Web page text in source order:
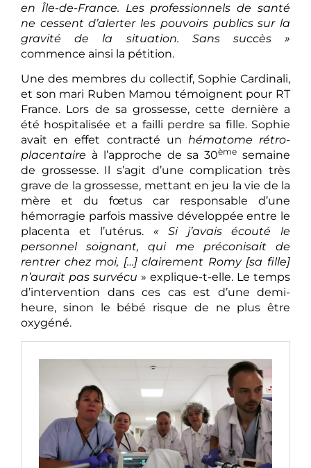
en Île-de-France. Les professionnels de santé
ne cessent d’alerter les pouvoirs publics sur la
gravité de la situation. Sans succès »
commence ainsi la pétition.
Une des membres du collectif, Sophie Cardinali,
et son mari Ruben Mamou témoignent pour RT
France. Lors de sa grossesse, cette dernière a
été hospitalisée et a failli perdre sa fille. Sophie
avait en effet contracté un hématomerétro-
placentaire à l’approche de sa 30ème semaine
de grossesse. Il s’agit d’une complication très
grave de la grossesse, mettant en jeu la vie de la
mère et du fœtus car responsable d’une
hémorragie parfois massive développée entre le
placenta et l’utérus. « Si j’avais écouté le
personnel soignant, qui me préconisait de
rentrer chez moi, […] clairement Romy [sa fille]
n’aurait pas survécu » explique-t-elle. Le temps
d’intervention dans ces cas est d’une demi-
heure, sinon le bébé risque de ne plus être
oxygéné.